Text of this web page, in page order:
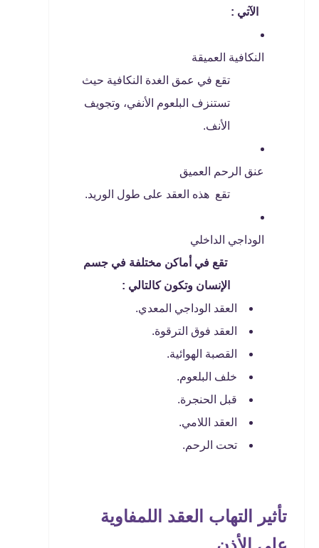
الآتي :
النكافية العميقة
تقع في عمق الغدة النكافية حيث
تستنزف البلعوم الأنفي، وتجويف
الأنف.
عنق الرحم العميق
تقع هذه العقد على طول الوريد.
الوداجي الداخلي
تقع في أماكن مختلفة في جسم
الإنسان وتكون كالتالي :
العقد الوداجي المعدي.
العقد فوق الترقوة.
القصبة الهوائية.
خلف البلعوم.
قبل الحنجرة.
العقد اللامي.
تحت الرحم.
تأثير التهاب العقد اللمفاوية